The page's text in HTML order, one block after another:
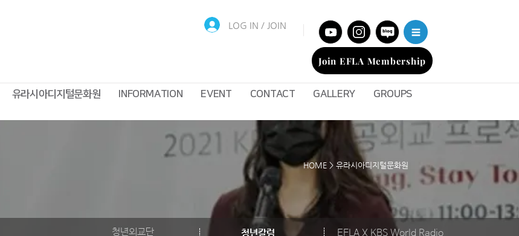
LOG IN / JOIN
Join EFLA Membership
유라시아디지털문화원 INFORMATION EVENT CONTACT GALLERY GROUPS
HOME > 유라시아디지털문화원
청년외교단 청년칼럼 EFLA X KBS World Radio